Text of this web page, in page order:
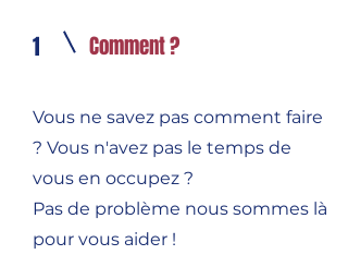
1 Comment ?
Vous ne savez pas comment faire
? Vous n'avez pas le temps de
vous en occupez ?
Pas de problème nous sommes là
pour vous aider !